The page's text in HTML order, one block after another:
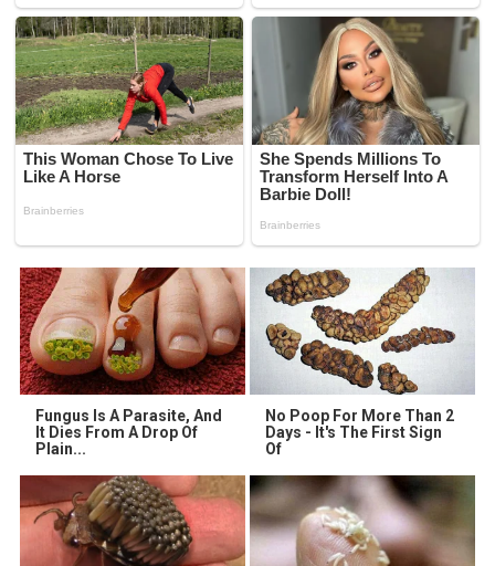
Fungus Is A Parasite, And
It Dies From A Drop Of
Plain...
No Poop For More Than 2
Days - It's The First Sign
Of